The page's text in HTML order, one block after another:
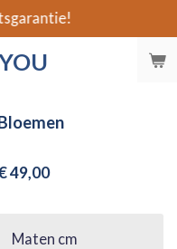
49,00
Maten cm